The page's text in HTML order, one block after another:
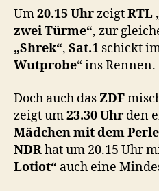
Um20.15 UhrzeigtRTL
zwei Türme“, zur
„Shrek“, Sat.1 schickt
Wutprobe“ ins Rennen.
Doch auch dasZDF
zeigt um23.30 Uhr den
Mädchen mit dem
NDRhat um 20.15 Uhr
Lotiot“ auch eine